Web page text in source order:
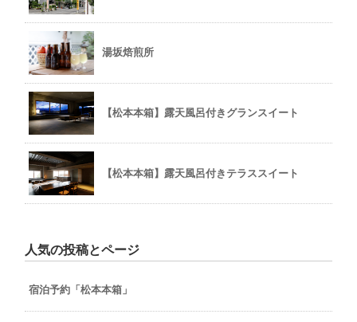
湯坂焙煎所
【松本本箱】露天風呂付きグランスイート
【松本本箱】露天風呂付きテラススイート
人気の投稿とページ
宿泊予約「松本本箱」